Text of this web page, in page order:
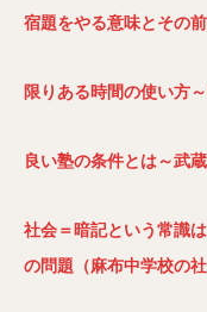
宿題をやる意味とその
限りある時間の使い方
良い塾の条件とは～武
社会＝暗記という常識
の問題（麻布中学校の